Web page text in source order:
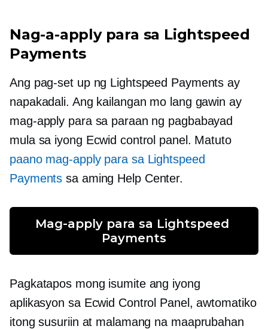
Nag-a-apply para sa Lightspeed
Payments
Ang pag-set up ng Lightspeed Payments ay
napakadali. Ang kailangan mo lang gawin ay
mag-apply para sa paraan ng pagbabayad
mula sa iyong Ecwid control panel. Matuto
paano mag-apply para sa Lightspeed
Payments sa aming Help Center.
Mag-apply para sa Lightspeed
Payments
Pagkatapos mong isumite ang iyong
aplikasyon sa Ecwid Control Panel, awtomatiko
itong susuriin at malamang na maaprubahan